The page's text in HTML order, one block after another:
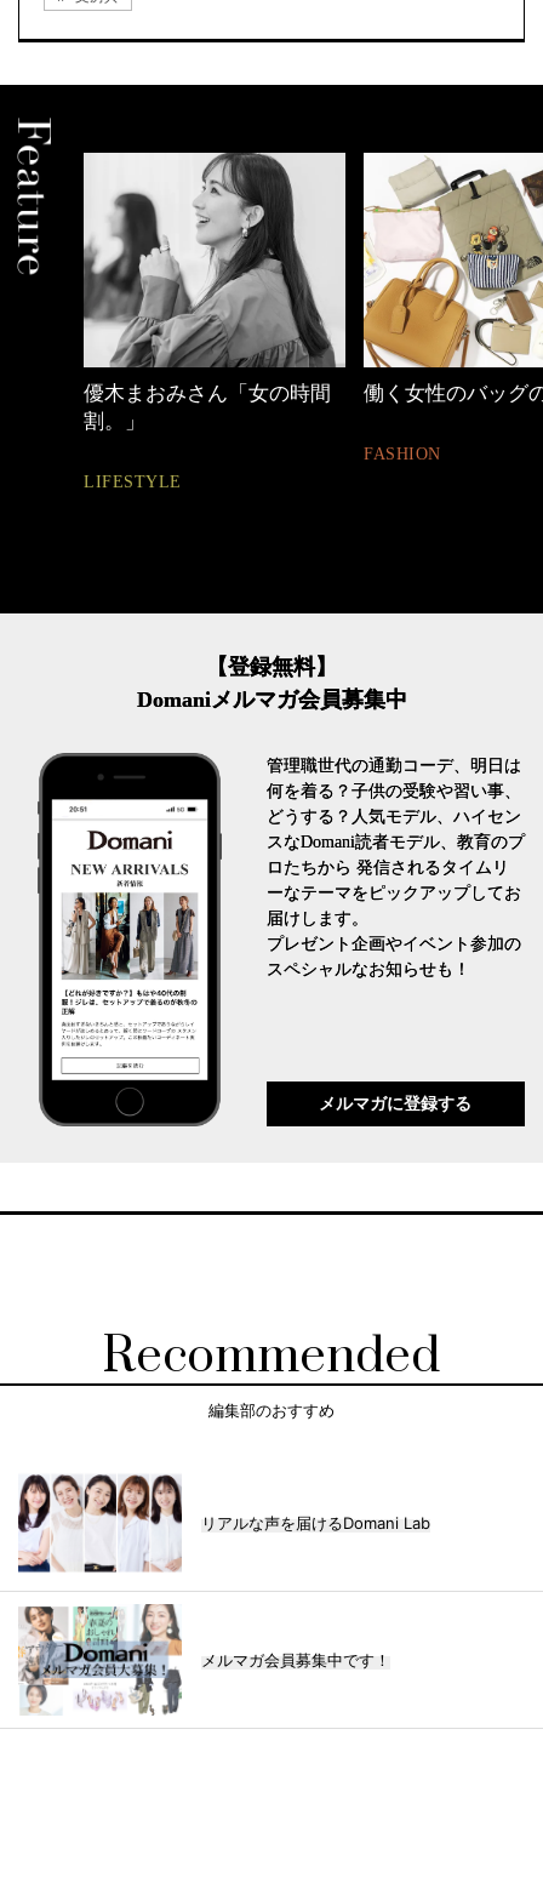
働く女性のバッグの中身
【ワーママのきれ
【登録無料】
Domaniメルマガ会員募集中
管理職世代の通勤コーデ、明日は
何を着る？子供の受験や習い事、
どうする？人気モデル、ハイセン
スなDomani読者モデル、教育のプ
ロたちから 発信されるタイムリ
ーなテーマをピックアップしてお
届けします。
プレゼント企画やイベント参加の
スペシャルなお知らせも！
メルマガに登録する
Recommended
編集部のおすすめ
リアルな声を届けるDomani Lab
メルマガ会員募集中です！